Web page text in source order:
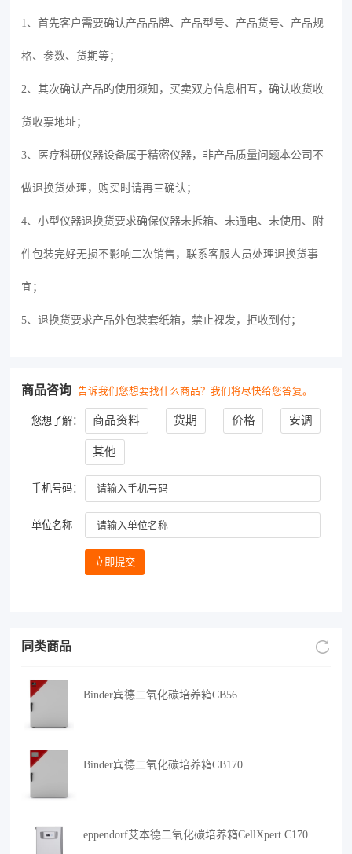
1、首先客户需要确认产品品牌、产品型号、产品货号、产品规
格、参数、货期等；
2、其次确认产品旳使用须知，买卖双方信息相互，确认收货收
货收票地址；
3、医疗科研仪器设备属于精密仪器，非产品质量问题本公司不
做退换货处理，购买时请再三确认；
4、小型仪器退换货要求确保仪器未拆箱、未通电、未使用、附
件包装完好无损不影响二次销售，联系客服人员处理退换货事
宜；
5、退换货要求产品外包装套纸箱，禁止裸发，拒收到付；
商品咨询 告诉我们您想要找什么商品？我们将尽快给您答复。
您想了解： 商品资料 货期 价格 安调
其他
手机号码：
单位名称
同类商品
Binder宾德二氧化碳培养箱CB56
Binder宾德二氧化碳培养箱CB170
eppendorf艾本德二氧化碳培养箱CellXpert C170